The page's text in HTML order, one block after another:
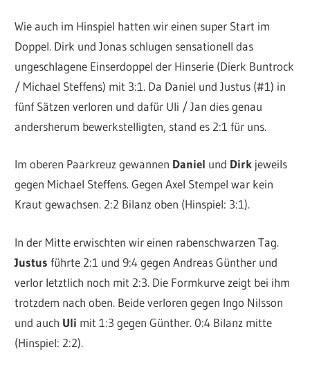
Wie auch im Hinspiel hatten wir einen super Start im
Doppel. Dirk und Jonas schlugen sensationell das
ungeschlagene Einserdoppel der Hinserie (Dierk Buntrock
/ Michael Steffens) mit 3:1. Da Daniel und Justus (#1) in
fünf Sätzen verloren und dafür Uli / Jan dies genau
andersherum bewerkstelligten, stand es 2:1 für uns.
Im oberen Paarkreuz gewannen Daniel und Dirk jeweils
gegen Michael Steffens. Gegen Axel Stempel war kein
Kraut gewachsen. 2:2 Bilanz oben (Hinspiel: 3:1).
In der Mitte erwischten wir einen rabenschwarzen Tag.
Justus führte 2:1 und 9:4 gegen Andreas Günther und
verlor letztlich noch mit 2:3. Die Formkurve zeigt bei ihm
trotzdem nach oben. Beide verloren gegen Ingo Nilsson
und auch Uli mit 1:3 gegen Günther. 0:4 Bilanz mitte
(Hinspiel: 2:2).